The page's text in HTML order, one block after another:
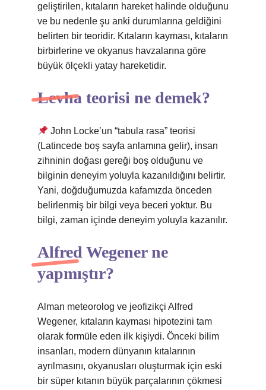
geliştirilen, kıtaların hareket halinde olduğunu
ve bu nedenle şu anki durumlarına geldiğini
belirten bir teoridir. Kıtaların kayması, kıtaların
birbirlerine ve okyanus havzalarına göre
büyük ölçekli yatay hareketidir.
Levha teorisi ne demek?
John Locke’un “tabula rasa” teorisi
(Latincede boş sayfa anlamına gelir), insan
zihninin doğası gereği boş olduğunu ve
bilginin deneyim yoluyla kazanıldığını belirtir.
Yani, doğduğumuzda kafamızda önceden
belirlenmiş bir bilgi veya beceri yoktur. Bu
bilgi, zaman içinde deneyim yoluyla kazanılır.
Alfred Wegener ne
yapmıştır?
Alman meteorolog ve jeofizikçi Alfred
Wegener, kıtaların kayması hipotezini tam
olarak formüle eden ilk kişiydi. Önceki bilim
insanları, modern dünyanın kıtalarının
ayrılmasını, okyanusları oluşturmak için eski
bir süper kıtanın büyük parçalarının çökmesi